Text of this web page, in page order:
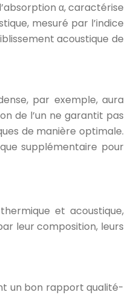
α, caractérise
mesuré par l’indice
acoustique de
par exemple, aura
de l’un ne garantit pas
de manière optimale.
supplémentaire pour
et acoustique,
leur composition, leurs
un bon rapport qualité-